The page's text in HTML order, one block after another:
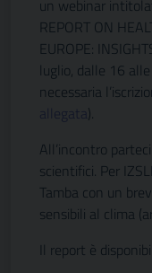
un webinar
REPORT ON
EUROPE:
luglio, dalle 16
necessaria
allegata ).
All’incontro
scientifici. Per
Tamba con un
sensibili al clima
Il report è